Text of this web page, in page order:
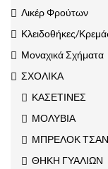
Λικέρ Φρούτων
Κλειδοθήκες/
Μοναχικά Σχήματα
ΣΧΟΛΙΚΑ
ΚΑΣΕΤΙΝΕΣ
ΜΟΛΥΒΙΑ
ΜΠΡΕΛΟΚ
ΘΗΚΗ ΓΥΑΛΙΩΝ